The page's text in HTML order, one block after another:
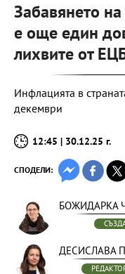
Забавянето
е още един
лихвите от
Инфлацията в
декември
12:45 | 30.12.25 г.
СПОДЕЛИ:
БОЖИДАРКА
ДЕСИСЛАВА